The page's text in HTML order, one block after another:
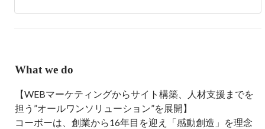
「職人魂」を胸に、新しい技術を学び続け、成長していこ
What we do
【WEBマーケティングからサイト構築、人材支援までを
担う”オールワンソリューション”を展開】
コーボーは、創業から16年目を迎え「感動創造」を理念